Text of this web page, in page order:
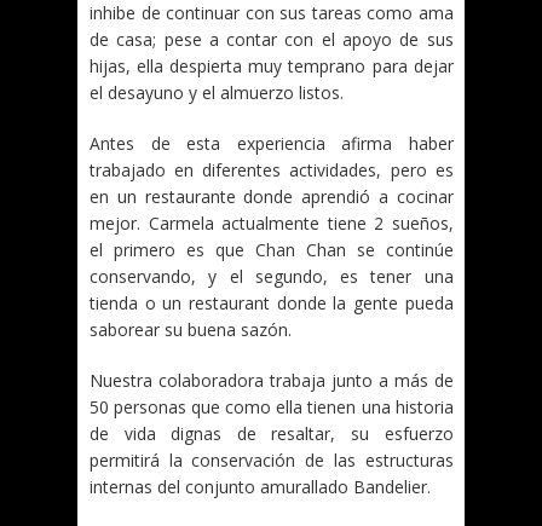
inhibe de continuar con sus tareas como ama
de casa; pese a contar con el apoyo de sus
hijas, ella despierta muy temprano para dejar
el desayuno y el almuerzo listos.
Antes de esta experiencia afirma haber
trabajado en diferentes actividades, pero es
en un restaurante donde aprendió a cocinar
mejor. Carmela actualmente tiene 2 sueños,
el primero es que Chan Chan se continúe
conservando, y el segundo, es tener una
tienda o un restaurant donde la gente pueda
saborear su buena sazón.
Nuestra colaboradora trabaja junto a más de
50 personas que como ella tienen una historia
de vida dignas de resaltar, su esfuerzo
permitirá la conservación de las estructuras
internas del conjunto amurallado Bandelier.